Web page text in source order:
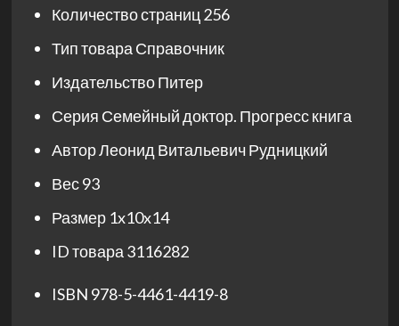
Количество страниц256
Тип товара Справочник
ИздательствоПитер
Серия Семейный доктор. Прогресс книга
АвторЛеонид Витальевич Рудницкий
Вес93
Размер 1x10x14
ID товара 3116282
ISBN 978-5-4461-4419-8